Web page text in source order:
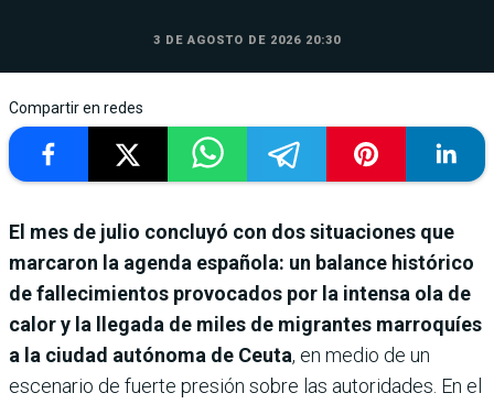
3 DE AGOSTO DE 2026 20:30
Compartir en redes
El mes de julio concluyó con dos situaciones que
marcaron la agenda española: un balance histórico
de fallecimientos provocados por la intensa ola de
calor y la llegada de miles de migrantes marroquíes
a la ciudad autónoma de Ceuta, en medio de un
escenario de fuerte presión sobre las autoridades. En el